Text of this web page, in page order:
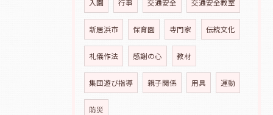
入園 行事 交通安全 交通安全教室
新居浜市 保育園 専門家 伝統文化
礼儀作法 感謝の心 教材
集団遊び指導 親子関係 用具 運動
防災